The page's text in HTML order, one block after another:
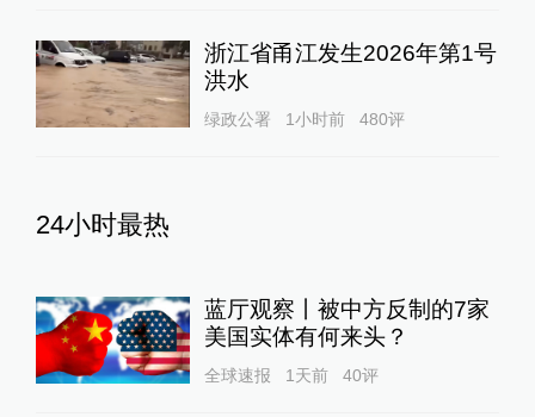
浙江省甬江发生2026年第1号
洪水
绿政公署 1小时前 480评
24小时最热
蓝厅观察丨被中方反制的7家
美国实体有何来头？
全球速报 1天前 40评